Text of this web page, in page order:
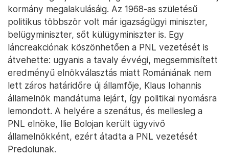
kormány megalakulásáig. Az 1968-as születésű
politikus többször volt már igazságügyi miniszter,
belügyminiszter, sőt külügyminiszter is. Egy
láncreakciónak köszönhetően a PNL vezetését is
átvehette: ugyanis a tavaly évvégi, megsemmisített
eredményű elnökválasztás miatt Romániának nem
lett záros határidőre új államfője, Klaus Iohannis
államelnök mandátuma lejárt, így politikai nyomásra
lemondott. A helyére a szenátus, és mellesleg a
PNL elnöke, Ilie Bolojan került ügyvivő
államelnökként, ezért átadta a PNL vezetését
Predoiunak.